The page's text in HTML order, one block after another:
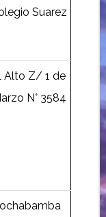
Suarez
Alto Z/ 1 de
N° 3584